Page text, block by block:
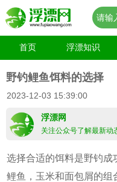
首页 浮漂知识
野钓鲤鱼饵料的选择
2023-12-03 15:39:00
浮漂网
关注公众号了解最新动
选择合适的饵料是野钓成
鲤鱼，玉米和面包屑的组